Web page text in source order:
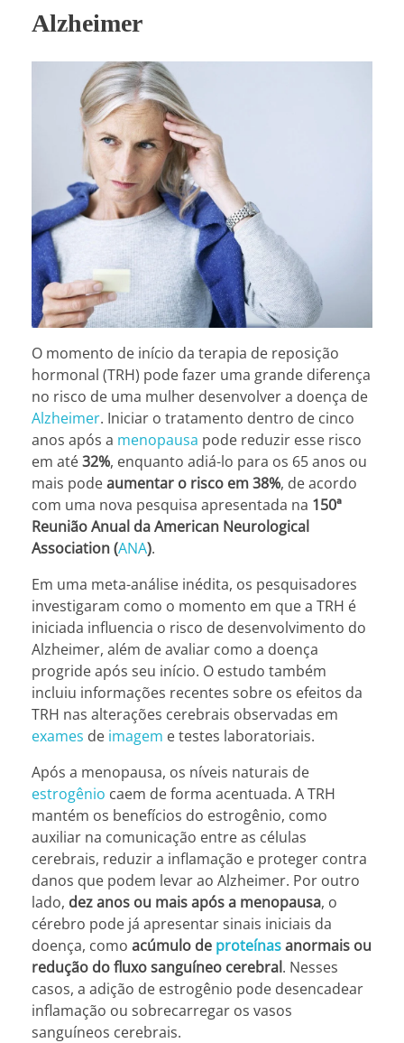
Alzheimer
O momento de início da terapia de reposição
hormonal (TRH) pode fazer uma grande diferença
no risco de uma mulher desenvolver a doença de
Alzheimer. Iniciar o tratamento dentro de cinco
anos após a menopausa pode reduzir esse risco
em até32%, enquanto adiá-lo para os 65 anos ou
mais podeaumentar o risco em 38%, de acordo
com uma nova pesquisa apresentada na 150ª
Reunião Anual da American Neurological
Association (ANA).
Em uma meta-análise inédita, os pesquisadores
investigaram como o momento em que a TRH é
iniciada influencia o risco de desenvolvimento do
Alzheimer, além de avaliar como a doença
progride após seu início. O estudo também
incluiu informações recentes sobre os efeitos da
TRH nas alterações cerebrais observadas em
exames de imagem e testes laboratoriais.
Após a menopausa, os níveis naturais de
estrogênio caem de forma acentuada. A TRH
mantém os benefícios do estrogênio, como
auxiliar na comunicação entre as células
cerebrais, reduzir a inflamação e proteger contra
danos que podem levar ao Alzheimer. Por outro
lado, dez anos ou mais após a menopausa, o
cérebro pode já apresentar sinais iniciais da
doença, como acúmulo de proteínasanormais ou
redução do fluxo sanguíneo cerebral. Nesses
casos, a adição de estrogênio pode desencadear
inflamação ou sobrecarregar os vasos
sanguíneos cerebrais.